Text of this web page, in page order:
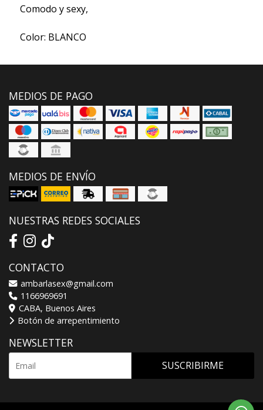
Comodo y sexy,
Color: BLANCO
MEDIOS DE PAGO
MEDIOS DE ENVÍO
NUESTRAS REDES SOCIALES
CONTACTO
ambarlasex@gmail.com
1166969691
CABA, Buenos Aires
Botón de arrepentimiento
NEWSLETTER
SUSCRIBIRME